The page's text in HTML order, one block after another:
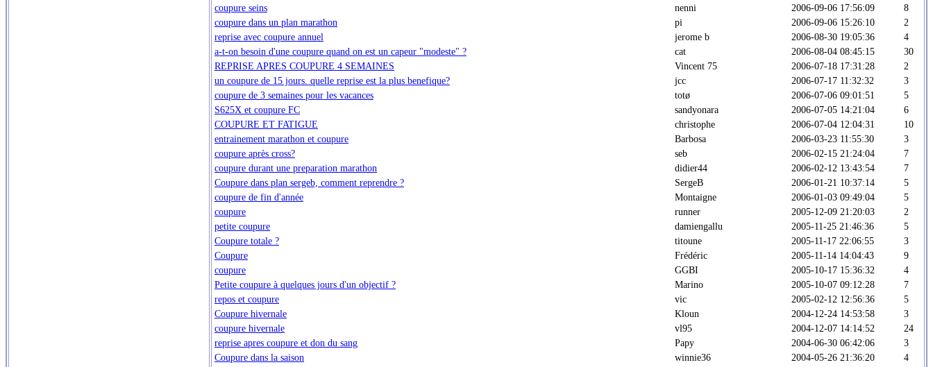
coupure seins
nenni 2006-09-06 17:56:09
8
coupure dans un plan marathon
pi 2006-09-06 15:26:10
2
reprise avec coupure annuel
jerome b 2006-08-30 19:05:36
4
a-t-on besoin d'une coupure quand on est un capeur "modeste" ?
cat 2006-08-04 08:45:15
30
REPRISE APRES COUPURE 4 SEMAINES
Vincent 75 2006-07-18 17:31:28
2
un coupure de 15 jours. quelle reprise est la plus benefique?
jcc 2006-07-17 11:32:32
3
coupure de 3 semaines pour les vacances
totø 2006-07-06 09:01:51
5
S625X et coupure FC
sandyonara 2006-07-05 14:21:04
6
COUPURE ET FATIGUE
christophe 2006-07-04 12:04:31
10
entrainement marathon et coupure
Barbosa 2006-03-23 11:55:30
3
coupure après cross?
seb 2006-02-15 21:24:04
7
coupure durant une preparation marathon
didier44 2006-02-12 13:43:54
7
Coupure dans plan sergeb, comment reprendre ?
SergeB 2006-01-21 10:37:14
5
coupure de fin d'année
Montaigne 2006-01-03 09:49:04
5
coupure
runner 2005-12-09 21:20:03
2
petite coupure
damiengallu 2005-11-25 21:46:36
5
Coupure totale ?
titoune 2005-11-17 22:06:55
3
Coupure
Frédéric 2005-11-14 14:04:43
9
coupure
GGBI 2005-10-17 15:36:32
4
Petite coupure à quelques jours d'un objectif ?
Marino 2005-10-07 09:12:28
7
repos et coupure
vic 2005-02-12 12:56:36
5
Coupure hivernale
Kloun 2004-12-24 14:53:58
3
coupure hivernale
vl95 2004-12-07 14:14:52
24
reprise apres coupure et don du sang
Papy 2004-06-30 06:42:06
3
Coupure dans la saison
winnie36 2004-05-26 21:36:20
4